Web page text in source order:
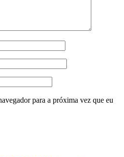
para a próxima vez que eu